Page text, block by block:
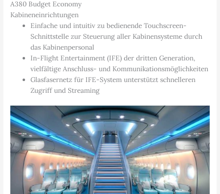
A380 Budget Economy
Kabineneinrichtungen
Einfache und intuitiv zu bedienende Touchscreen-
Schnittstelle zur Steuerung aller Kabinensysteme durch
das Kabinenpersonal
In-Flight Entertainment (IFE) der dritten Generation,
vielfältige Anschluss- und Kommunikationsmöglichkeiten
Glasfasernetz für IFE-System unterstützt schnelleren
Zugriff und Streaming